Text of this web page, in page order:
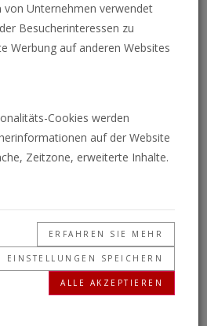
unter dem zweiten Corona-
gelitten als unter
Jahr. 42 Prozent
sich im März stark
der Corona-Situation
in Hamburg
der
(TK) hervorgeht. Im
im ersten Lockdown,
gehören
Treffen mit Verwandten und
Angst vor einer
von Unternehmen verwendet
Besucherinteressen zu
Werbung auf anderen Websites
Cookies werden
auf der Website
Zeitzone, erweiterte Inhalte.
ERFAHREN SIE MEHR
EINSTELLUNGEN SPEICHERN
ALLE AKZEPTIEREN